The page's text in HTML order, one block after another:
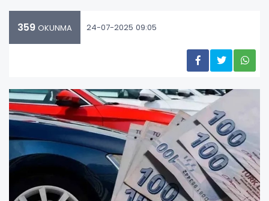
359 OKUNMA 24-07-2025 09:05